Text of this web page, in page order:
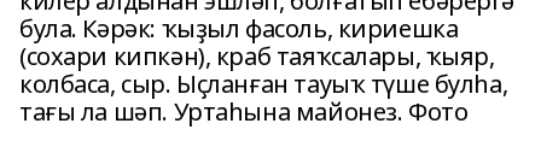
була. Кәрәк: ҡыҙыл фасоль, кириешка
(сохари кипкән), краб таяҡсалары, ҡыяр,
колбаса, сыр. Ыҫланған тауыҡ түше булһа,
тағы ла шәп. Уртаһына майонез. Фото